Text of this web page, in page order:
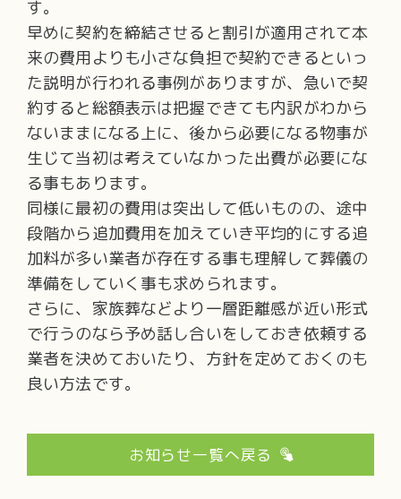
す。
早めに契約を締結させると割引が適用されて本
来の費用よりも小さな負担で契約できるといっ
た説明が行われる事例がありますが、急いで契
約すると総額表示は把握できても内訳がわから
ないままになる上に、後から必要になる物事が
生じて当初は考えていなかった出費が必要にな
る事もあります。
同様に最初の費用は突出して低いものの、途中
段階から追加費用を加えていき平均的にする追
加料が多い業者が存在する事も理解して葬儀の
準備をしていく事も求められます。
さらに、家族葬などより一層距離感が近い形式
で行うのなら予め話し合いをしておき依頼する
業者を決めておいたり、方針を定めておくのも
良い方法です。
お知らせ一覧へ戻る